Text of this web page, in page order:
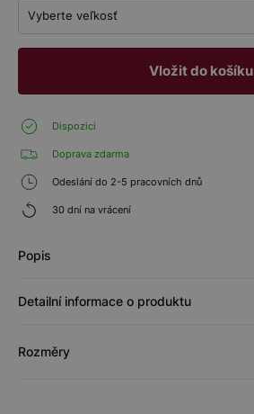
Vyberte veľkosť
Vložit do košíku
Dispozici
Doprava zdarma
Odeslání do 2-5 pracovních dnů
30 dní na vrácení
Popis
Detailní informace o produktu
Rozměry